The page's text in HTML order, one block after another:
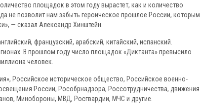
площадок в этом году вырастет, как и количество
не позволит нам забыть героическое прошлое России, которым
— сказал Александр Хинштейн.
французский, арабский, китайский, испанский.
В прошлом году число площадок «Диктанта» превысило
человек.
Российское историческое общество, Российское военно-
России, Рособрнадзора, Россотрудничества, движения
Минобороны, МВД, Росгвардии, МЧС и другие.